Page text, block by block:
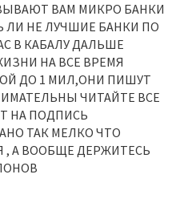
ВАМ МИКРО БАНКИ
ЛИ НЕ ЛУЧШИЕ БАНКИ ПО
В КАБАЛУ ДАЛЬШЕ
НА ВСЕ ВРЕМЯ
ДО 1 МИЛ,ОНИ ПИШУТ
ЧИТАЙТЕ ВСЕ
НА ПОДПИСЬ
ТАК МЕЛКО ЧТО
, А ВООБЩЕ ДЕРЖИТЕСЬ